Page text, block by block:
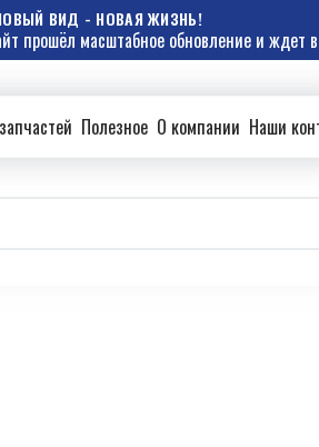
ВИД - НОВАЯ ЖИЗНЬ!
прошёл масштабное обновление и ждет
Полезное О компании Наши